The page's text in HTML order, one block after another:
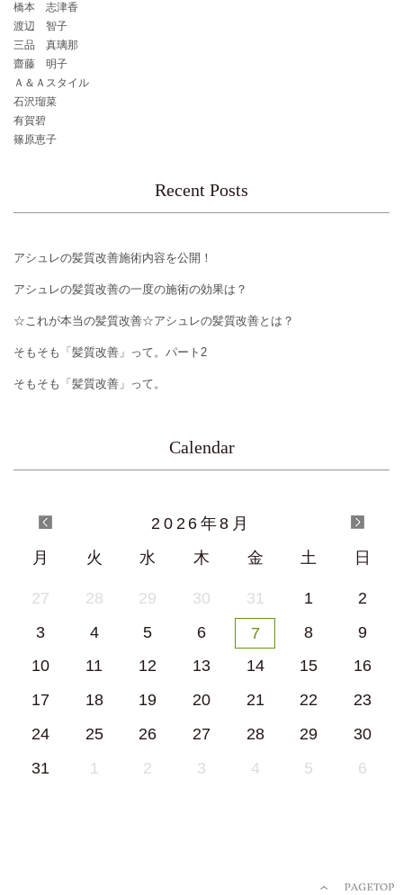
橋本 志津香
渡辺 智子
三品 真璃那
齋藤 明子
Ａ＆Ａスタイル
石沢瑠菜
有賀碧
篠原恵子
Recent Posts
アシュレの髪質改善施術内容を公開！
アシュレの髪質改善の一度の施術の効果は？
☆これが本当の髪質改善☆アシュレの髪質改善とは？
そもそも「髪質改善」って。パート2
そもそも「髪質改善」って。
Calendar
2026 年8月
月
火 水 木 金 土 日
27 28 29 30 31 1
2
3
4 5 6 7 8
9
10
11 12 13 14 15
16
17
18 19 20 21 22
23
24
25 26 27 28 29
30
31
1 2 3 4 5 6